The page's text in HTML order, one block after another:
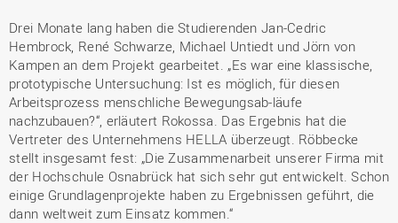
Drei Monate lang haben die Studierenden Jan-Cedric
Hembrock, René Schwarze, Michael Untiedt und Jörn von
Kampen an dem Projekt gearbeitet. „Es war eine klassische,
prototypische Untersuchung: Ist es möglich, für diesen
Arbeitsprozess menschliche Bewegungsab-läufe
nachzubauen?“, erläutert Rokossa. Das Ergebnis hat die
Vertreter des Unternehmens HELLA überzeugt. Röbbecke
stellt insgesamt fest: „Die Zusammenarbeit unserer Firma mit
der Hochschule Osnabrück hat sich sehr gut entwickelt. Schon
einige Grundlagenprojekte haben zu Ergebnissen geführt, die
dann weltweit zum Einsatz kommen.“